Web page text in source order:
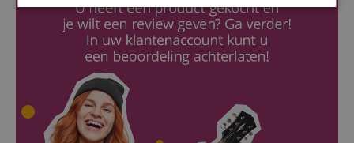
Strikt
noodzakelijk
Prestatie Gericht op
Functionaliteit